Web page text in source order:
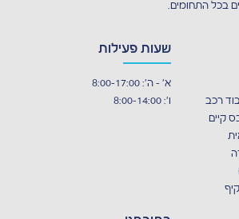
בכל התחומים.
רכב
קיים
שעות פעילות
א' - ה': 8:00-17:00
ו': 8:00-14:00